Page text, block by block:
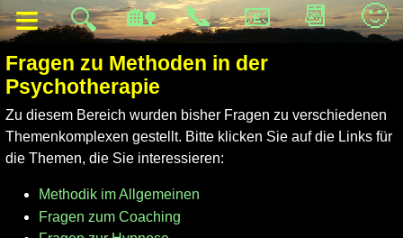
≡ 🔍 🏡 📞 📧 📆 🙂
Fragen zu Methoden in der
Psychotherapie
Zu diesem Bereich wurden bisher Fragen zu verschiedenen
Themenkomplexen gestellt. Bitte klicken Sie auf die Links für
die Themen, die Sie interessieren:
Methodik im Allgemeinen
Fragen zum Coaching